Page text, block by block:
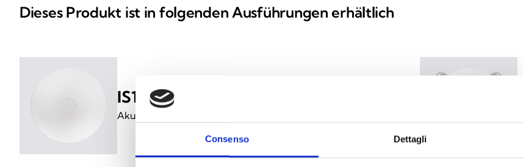
Consenso Dettagli
Dieses Produkt ist in folgenden Ausführungen erhältlich
IS1011
Akustischer Signalgeber für die Deckenmontage